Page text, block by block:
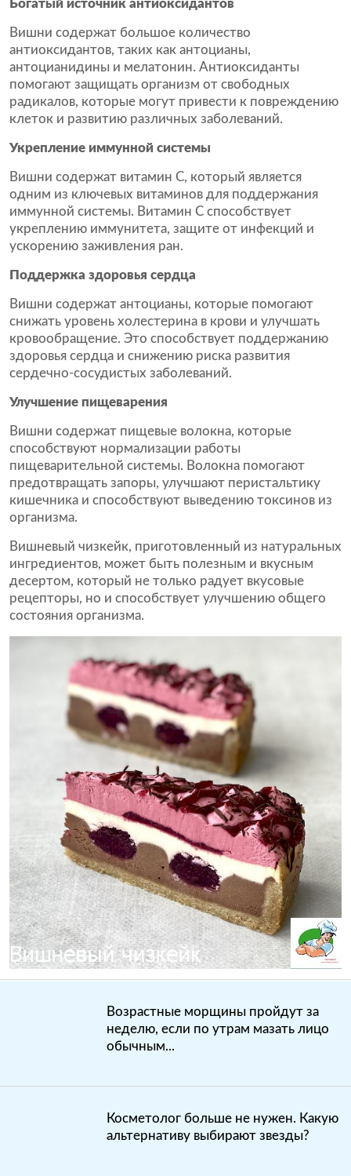
Богатый источник антиоксидантов
Вишни содержат большое количество
антиоксидантов, таких как антоцианы,
антоцианидины и мелатонин. Антиоксиданты
помогают защищать организм от свободных
радикалов, которые могут привести к повреждению
клеток и развитию различных заболеваний.
Укрепление иммунной системы
Вишни содержат витамин С, который является
одним из ключевых витаминов для поддержания
иммунной системы. Витамин С способствует
укреплению иммунитета, защите от инфекций и
ускорению заживления ран.
Поддержка здоровья сердца
Вишни содержат антоцианы, которые помогают
снижать уровень холестерина в крови и улучшать
кровообращение. Это способствует поддержанию
здоровья сердца и снижению риска развития
сердечно-сосудистых заболеваний.
Улучшение пищеварения
Вишни содержат пищевые волокна, которые
способствуют нормализации работы
пищеварительной системы. Волокна помогают
предотвращать запоры, улучшают перистальтику
кишечника и способствуют выведению токсинов из
организма.
Вишневый чизкейк, приготовленный из натуральных
ингредиентов, может быть полезным и вкусным
десертом, который не только радует вкусовые
рецепторы, но и способствует улучшению общего
состояния организма.
Возрастные морщины пройдут за
неделю, если по утрам мазать лицо
обычным...
Косметолог больше не нужен. Какую
альтернативу выбирают звезды?